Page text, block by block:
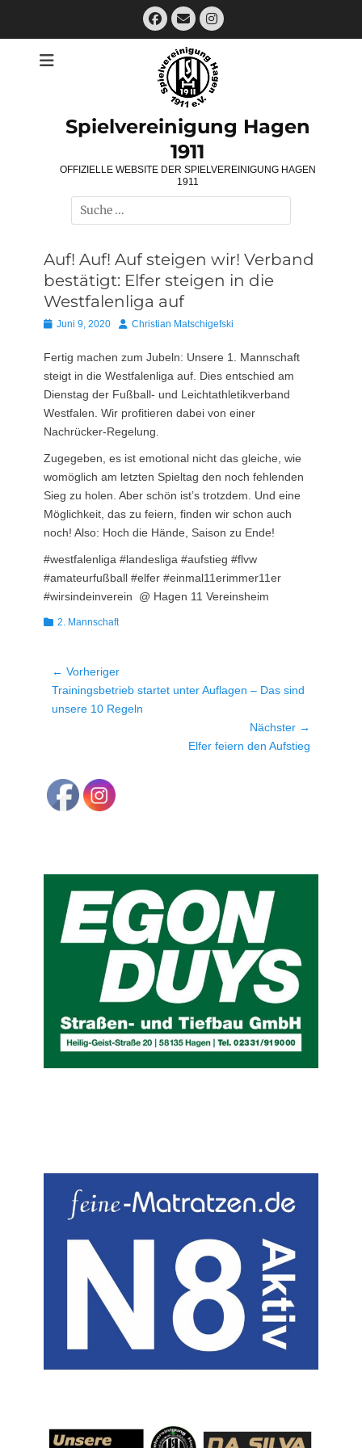
Facebook
E-
Mail
Instagram
Spielvereinigung Hagen
1911
OFFIZIELLE WEBSITE DER SPIELVEREINIGUNG HAGEN
1911
Suchen
nach:
Auf! Auf! Auf steigen wir! Verband
bestätigt: Elfer steigen in die
Westfalenliga auf
Posted
Juni 9, 2020 AutorChristian Matschigefski
Fertig machen zum Jubeln: Unsere 1. Mannschaft
steigt in die Westfalenliga auf. Dies entschied am
Dienstag der Fußball- und Leichtathletikverband
Westfalen. Wir profitieren dabei von einer
Nachrücker-Regelung.
Zugegeben, es ist emotional nicht das gleiche, wie
womöglich am letzten Spieltag den noch fehlenden
Sieg zu holen. Aber schön ist’s trotzdem. Und eine
Möglichkeit, das zu feiern, finden wir schon auch
noch! Also: Hoch die Hände, Saison zu Ende!
#westfalenliga #landesliga #aufstieg #flvw
#amateurfußball #elfer #einmal11erimmer11er
#wirsindeinverein @ Hagen 11 Vereinsheim
Kategorien
2. Mannschaft
Beitragsnavigation
← Vorheriger
Vorheriger
Beitrag:
Trainingsbetrieb startet unter Auflagen – Das sind
unsere 10 Regeln
Nächster →
Elfer feiern den Aufstieg